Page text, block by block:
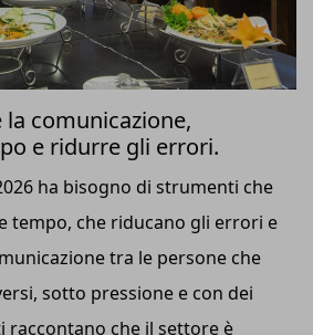
comunicazione,
e ridurre gli errori.
ha bisogno di strumenti che
tempo, che riducano gli errori e
tra le persone che
sotto pressione e con dei
raccontano che il settore è